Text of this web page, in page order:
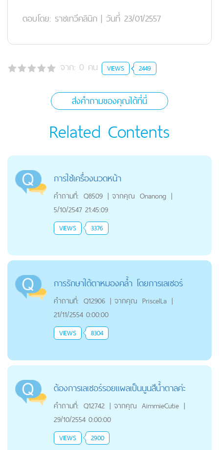
ตอบโดย: ราชเทวีคลินิก | วันที่ 23/01/2557
จาก: 0 คน VIEWS 2449
ส่งคำถามของคุณได้ที่นี่
Related Contents
การใช้เครื่องนวดหน้า
คำถามที่: Q8509 | จากคุณ Onanong |
5/10/2547 21:45:09
VIEWS 3376
การรักษาใต้ตาหมองคล้ำ โดยการเลเซอร์
คำถามที่: Q12906 | จากคุณ PriscelLa |
21/11/2554 0:00:00
VIEWS 8304
ต้องการเลเซอร์รอยแผลเป็นนูนสีน้ำตาลค่ะ
คำถามที่: Q12742 | จากคุณ AimmieCutie |
29/10/2554 0:00:00
VIEWS 2900